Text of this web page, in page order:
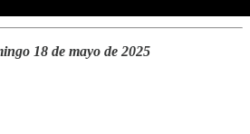
18 de mayo de 2025